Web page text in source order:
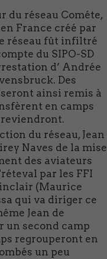
du réseau Cométe,
France créé par
réseau fût infiltré
du SIPO-SD
d’ Andrée
Des
ainsi remis à
en camps
reviendront.
du réseau, Jean
Naves de la mise
des aviateurs
par les FFI
(Maurice
qui va diriger ce
Jean de
un second camp
regrouperont en
un peu